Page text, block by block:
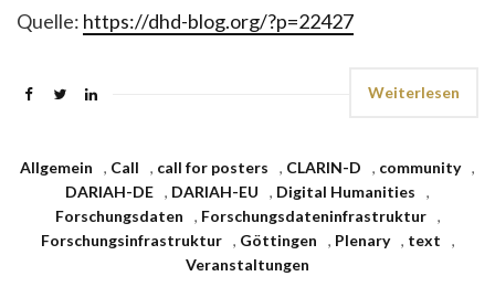
Quelle: https://dhd-blog.org/?p=22427
Weiterlesen
Allgemein , Call , call for posters , CLARIN-D , community ,
DARIAH-DE , DARIAH-EU , Digital Humanities
,
Forschungsdaten
, Forschungsdateninfrastruktur
,
Forschungsinfrastruktur
, Göttingen , Plenary , text
,
Veranstaltungen